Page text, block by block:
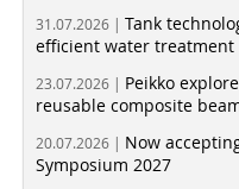
31.07.2026 | Tank
efficient water treatment
23.07.2026 | Peikko
reusable composite
20.07.2026 | Now
Symposium 2027